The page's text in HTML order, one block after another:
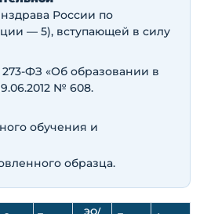
России по
— 5), вступающей в силу
273-ФЗ «Об образовании в
№ 608.
обучения и
образца.